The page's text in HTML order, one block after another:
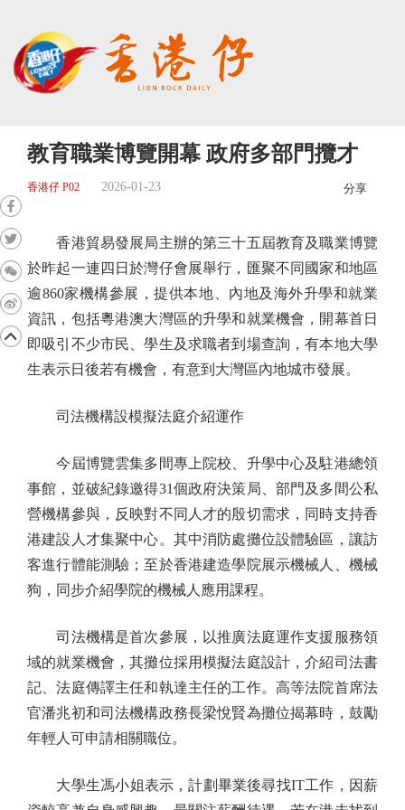
教育職業博覽開幕 政府多部門攬才
香港仔 P02 2026-01-23 分享
香港貿易發展局主辦的第三十五屆教育及職業博覽
於昨起一連四日於灣仔會展舉行，匯聚不同國家和地區
逾860家機構參展，提供本地、內地及海外升學和就業
資訊，包括粵港澳大灣區的升學和就業機會，開幕首日
即吸引不少市民、學生及求職者到場查詢，有本地大學
生表示日後若有機會，有意到大灣區內地城巿發展。
司法機構設模擬法庭介紹運作
今屆博覽雲集多間專上院校、升學中心及駐港總領
事館，並破紀錄邀得31個政府決策局、部門及多間公私
營機構參與，反映對不同人才的殷切需求，同時支持香
港建設人才集聚中心。其中消防處攤位設體驗區，讓訪
客進行體能測驗；至於香港建造學院展示機械人、機械
狗，同步介紹學院的機械人應用課程。
司法機構是首次參展，以推廣法庭運作支援服務領
域的就業機會，其攤位採用模擬法庭設計，介紹司法書
記、法庭傳譯主任和執達主任的工作。高等法院首席法
官潘兆初和司法機構政務長梁悅賢為攤位揭幕時，鼓勵
年輕人可申請相關職位。
大學生馮小姐表示，計劃畢業後尋找IT工作，因薪